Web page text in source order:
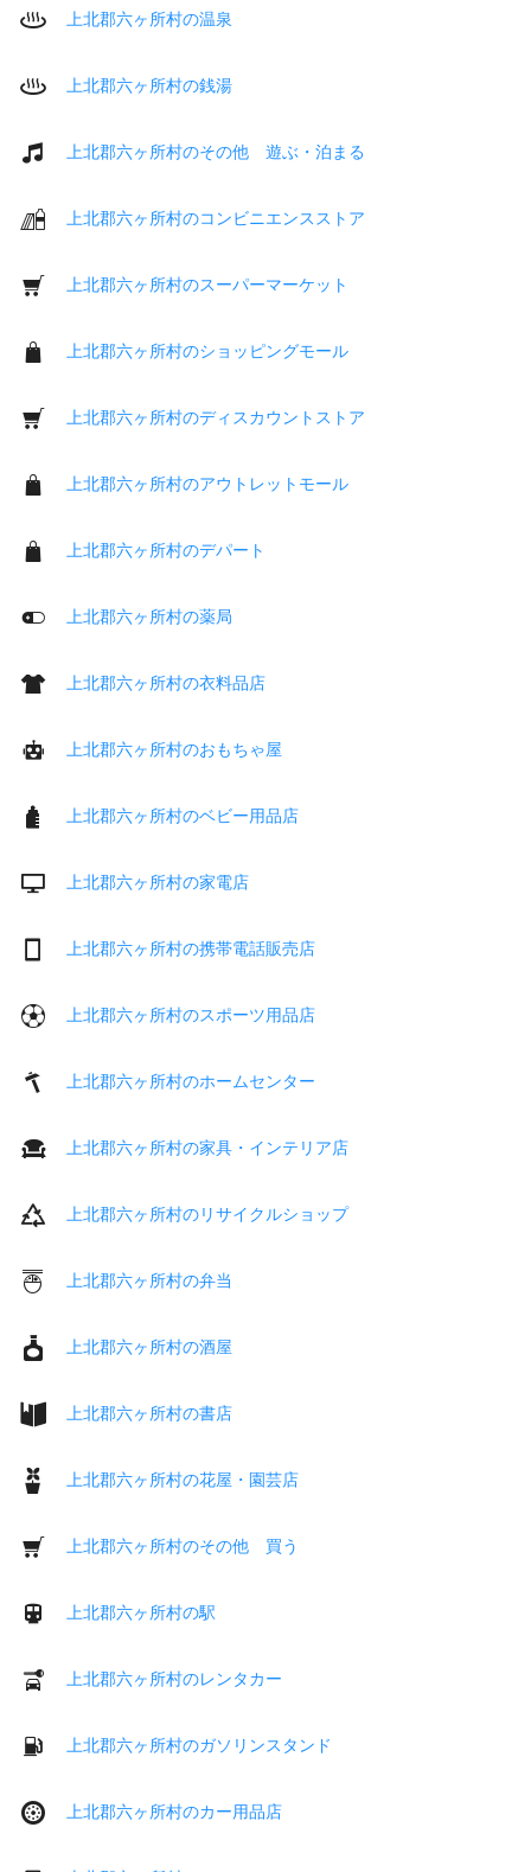
上北郡六ヶ所村の温泉
上北郡六ヶ所村の銭湯
上北郡六ヶ所村のその他 遊ぶ・泊まる
上北郡六ヶ所村のコンビニエンスストア
上北郡六ヶ所村のスーパーマーケット
上北郡六ヶ所村のショッピングモール
上北郡六ヶ所村のディスカウントストア
上北郡六ヶ所村のアウトレットモール
上北郡六ヶ所村のデパート
上北郡六ヶ所村の薬局
上北郡六ヶ所村の衣料品店
上北郡六ヶ所村のおもちゃ屋
上北郡六ヶ所村のベビー用品店
上北郡六ヶ所村の家電店
上北郡六ヶ所村の携帯電話販売店
上北郡六ヶ所村のスポーツ用品店
上北郡六ヶ所村のホームセンター
上北郡六ヶ所村の家具・インテリア店
上北郡六ヶ所村のリサイクルショップ
上北郡六ヶ所村の弁当
上北郡六ヶ所村の酒屋
上北郡六ヶ所村の書店
上北郡六ヶ所村の花屋・園芸店
上北郡六ヶ所村のその他 買う
上北郡六ヶ所村の駅
上北郡六ヶ所村のレンタカー
上北郡六ヶ所村のガソリンスタンド
上北郡六ヶ所村のカー用品店